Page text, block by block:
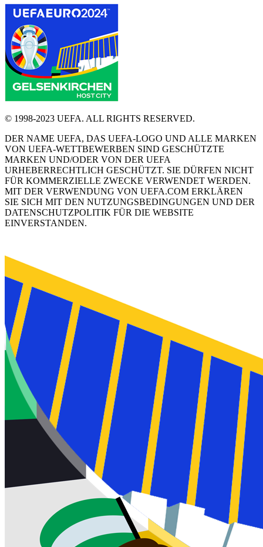
© 1998-2023 UEFA. ALL RIGHTS RESERVED.
DER NAME UEFA, DAS UEFA-LOGO UND ALLE MARKEN
VON UEFA-WETTBEWERBEN SIND GESCHÜTZTE
MARKEN UND/ODER VON DER UEFA
URHEBERRECHTLICH GESCHÜTZT. SIE DÜRFEN NICHT
FÜR KOMMERZIELLE ZWECKE VERWENDET WERDEN.
MIT DER VERWENDUNG VON UEFA.COM ERKLÄREN
SIE SICH MIT DEN NUTZUNGSBEDINGUNGEN UND DER
DATENSCHUTZPOLITIK FÜR DIE WEBSITE
EINVERSTANDEN.